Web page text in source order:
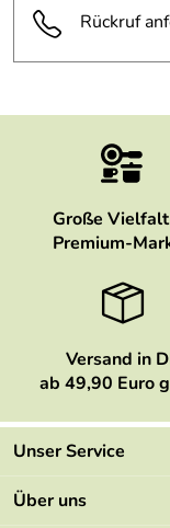
Rückruf
Große
Premium-
Versand in
ab 49,90 Euro
Unser Service
Kontakt
Über uns